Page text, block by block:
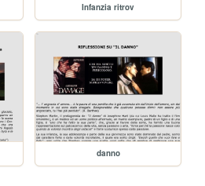
Infanzia ritrov
danno